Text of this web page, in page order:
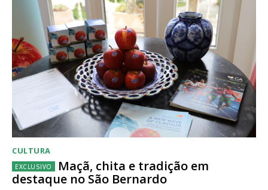
CULTURA
Maçã, chita e tradição em
destaque no São Bernardo